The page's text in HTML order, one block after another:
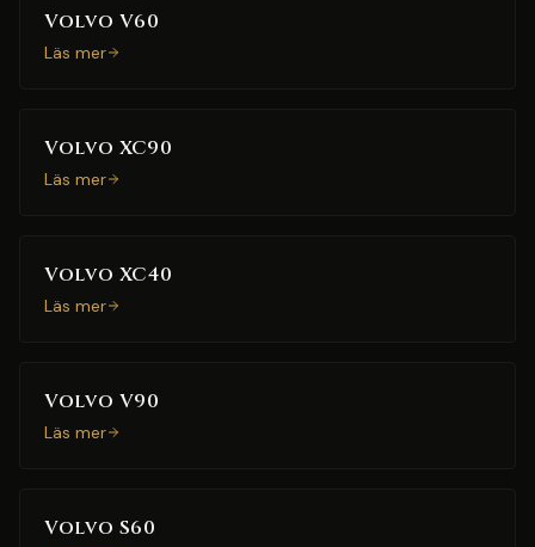
Volvo V60
Läs mer
Volvo XC90
Läs mer
Volvo XC40
Läs mer
Volvo V90
Läs mer
Volvo S60